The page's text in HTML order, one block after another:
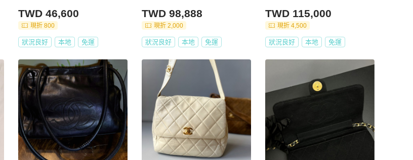
TWD 46,600
現折 800
狀況良好 本地 免運
TWD 98,888
現折 2,000
狀況良好 本地 免運
TWD 115,000
現折 4,500
狀況良好 本地 免運